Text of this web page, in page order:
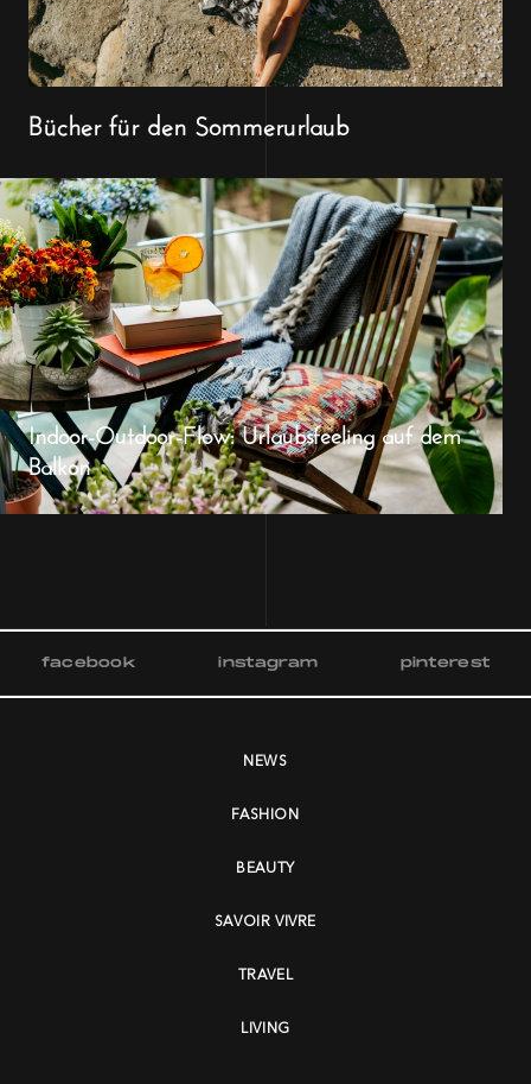
Bücher für den Sommerurlaub
Indoor-Outdoor-Flow: Urlaubsfeeling auf dem
Balkon
facebook instagram pinterest
NEWS
FASHION
BEAUTY
SAVOIR VIVRE
TRAVEL
LIVING